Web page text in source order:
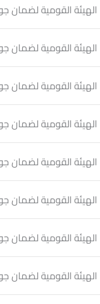
الهيئة القومية لضمان
الهيئة القومية لضمان
الهيئة القومية لضمان
الهيئة القومية لضمان
الهيئة القومية لضمان
الهيئة القومية لضمان
الهيئة القومية لضمان
الهيئة القومية لضمان